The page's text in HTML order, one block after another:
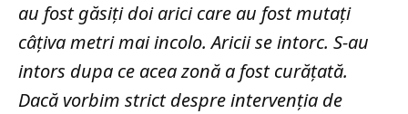
au fost găsiţi doi arici care au fost mutaţi
câţiva metri mai incolo. Aricii se intorc. S-au
intors dupa ce acea zonă a fost curăţată.
Dacă vorbim strict despre intervenţia de